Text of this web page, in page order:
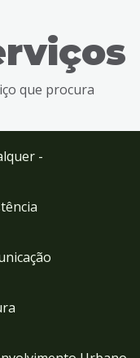
que procura
-